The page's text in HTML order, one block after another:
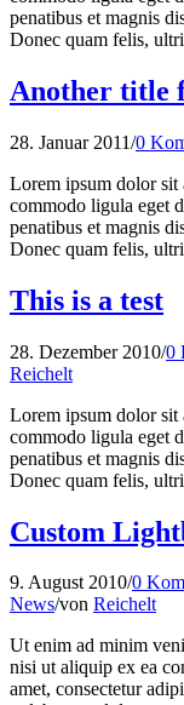
penatibus et magnis
Donec quam felis,
Another title
28. Januar 2011/0
Lorem ipsum dolor sit
commodo ligula eget
penatibus et magnis
Donec quam felis,
This is a test
28. Dezember 2010/0
Reichelt
Lorem ipsum dolor sit
commodo ligula eget
penatibus et magnis
Donec quam felis,
Custom
9. August 2010/0
News/von Reichelt
Ut enim ad minim
nisi ut aliquip ex ea
amet, consectetur